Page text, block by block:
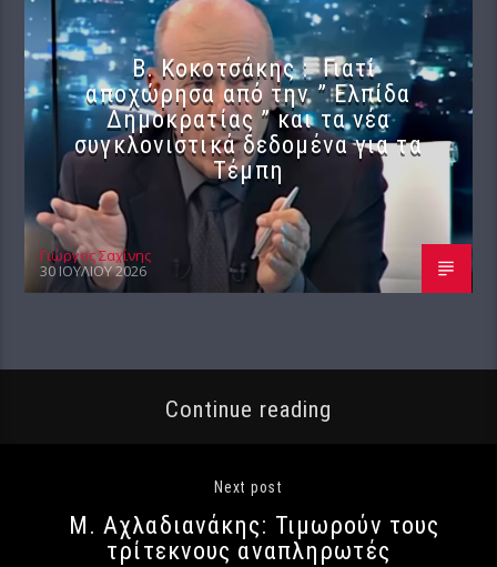
Β. Κοκοτσάκης : Γιατί
αποχώρησα από την ” Ελπίδα
Δημοκρατίας ” και τα νέα
συγκλονιστικά δεδομένα για τα
Τέμπη
Γιώργος Σαχίνης
30 ΙΟΥΛΊΟΥ 2026
Continue reading
Next post
Μ. Αχλαδιανάκης: Τιμωρούν τους
τρίτεκνους αναπληρωτές